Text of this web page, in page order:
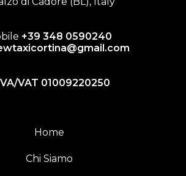
+39 348 0590240
VAT 01009220250
Home
Chi Siamo